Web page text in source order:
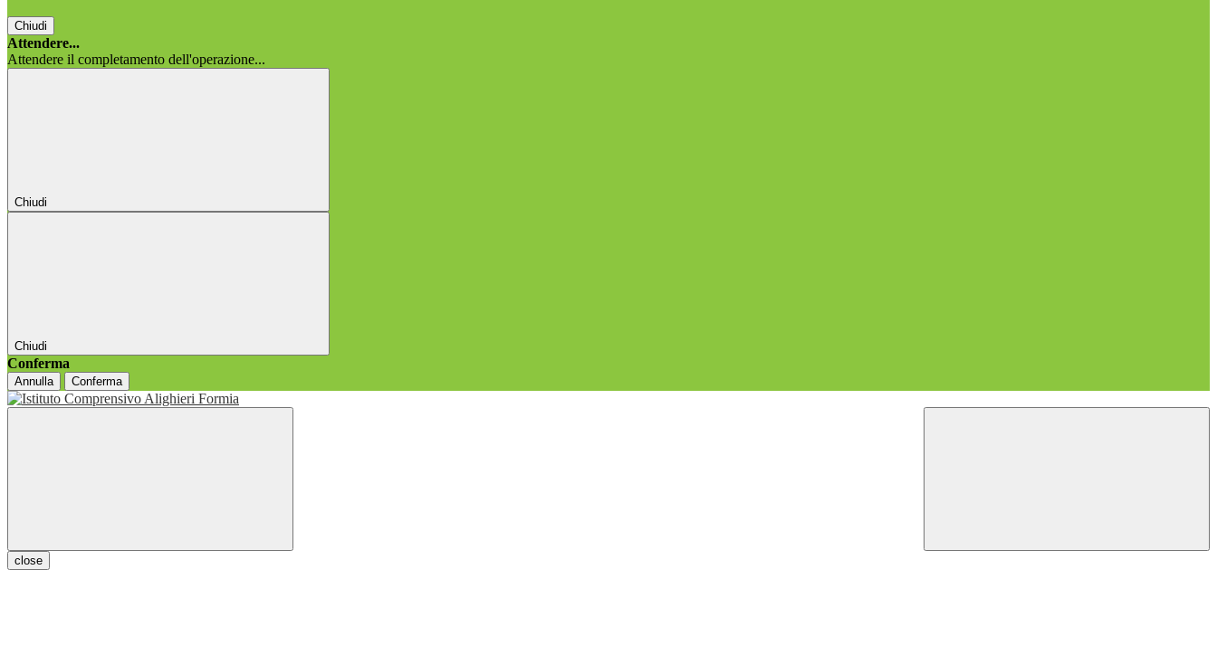
Chiudi
Attendere...
Attendere il completamento dell'operazione...
Chiudi
Chiudi
Conferma
Annulla Conferma
close